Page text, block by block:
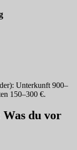
Unterkunft 900–
150–300 €.
du vor